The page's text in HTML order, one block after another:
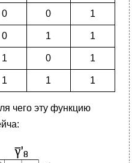
0 0 1
0 1 1
1 0 1
1 1 1
чего эту функцию